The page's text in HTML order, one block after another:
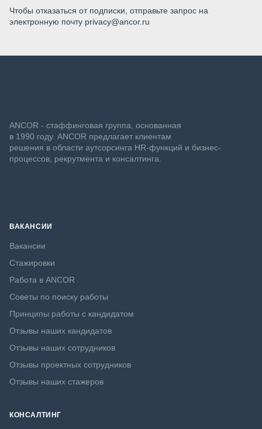
Чтобы отказаться от подписки, отправьте запрос на
электронную почту privacy@ancor.ru
ANCOR - стаффинговая группа, основанная
в 1990 году. ANCOR предлагает клиентам
решения в области аутсорсинга HR-функций и бизнес-
процессов, рекрутмента и консалтинга.
ВАКАНСИИ
Вакансии
Стажировки
Работа в ANCOR
Советы по поиску работы
Принципы работы с кандидатом
Отзывы наших кандидатов
Отзывы наших сотрудников
Отзывы проектных сотрудников
Отзывы наших стажеров
КОНСАЛТИНГ